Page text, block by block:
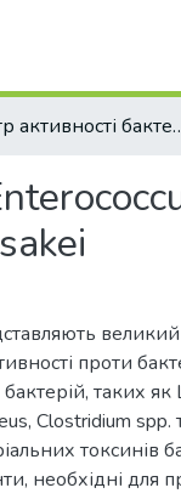
Спектр активності бактеріоцина
великий
проти
бактерій, таких
Clostridium
токсинів
необхідні для